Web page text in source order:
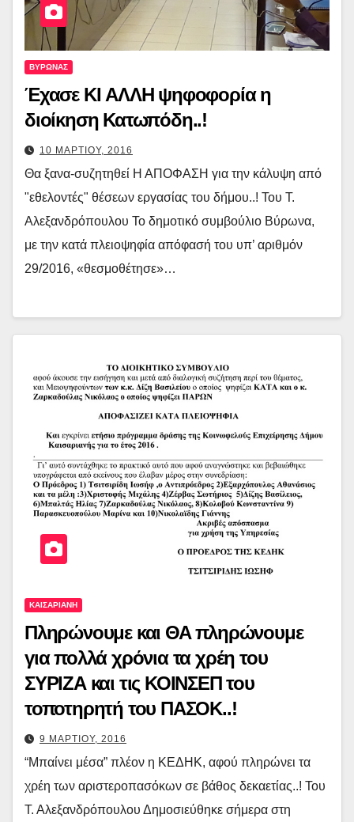
ΒΥΡΩΝΑΣ
Έχασε ΚΙ ΑΛΛΗ ψηφοφορία η
διοίκηση Κατωπόδη..!
10 ΜΑΡΤΙΟΥ, 2016
Θα ξανα-συζητηθεί Η ΑΠΟΦΑΣΗ για την κάλυψη από
"εθελοντές" θέσεων εργασίας του δήμου..! Του Τ.
Αλεξανδρόπουλου Το δημοτικό συμβούλιο Βύρωνα,
με την κατά πλειοψηφία απόφασή του υπ’ αριθμόν
29/2016, «θεσμοθέτησε»…
ΚΑΙΣΑΡΙΑΝΗ
Πληρώνουμε και ΘΑ πληρώνουμε
για πολλά χρόνια τα χρέη του
ΣΥΡΙΖΑ και τις ΚΟΙΝΣΕΠ του
τοποτηρητή του ΠΑΣΟΚ..!
9 ΜΑΡΤΙΟΥ, 2016
“Μπαίνει μέσα” πλέον η ΚΕΔΗΚ, αφού πληρώνει τα
χρέη των αριστεροπασόκων σε βάθος δεκαετίας..! Του
Τ. Αλεξανδρόπουλου Δημοσιεύθηκε σήμερα στη